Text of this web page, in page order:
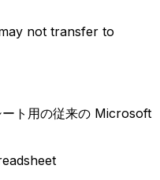
not transfer to
ト用の従来の Microsoft